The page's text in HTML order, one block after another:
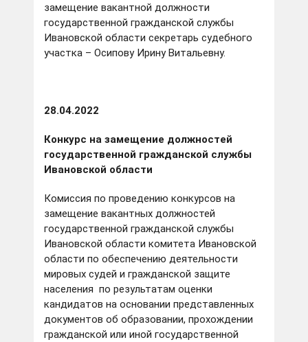
замещение вакантной должности
государственной гражданской службы
Ивановской области секретарь судебного
участка – Осипову Ирину Витальевну.
28.04.2022
Конкурс на замещение должностей
государственной гражданской службы
Ивановской области
Комиссия по проведению конкурсов на
замещение вакантных должностей
государственной гражданской службы
Ивановской области комитета Ивановской
области по обеспечению деятельности
мировых судей и гражданской защите
населения по результатам оценки
кандидатов на основании представленных
документов об образовании, прохождении
гражданской или иной государственной